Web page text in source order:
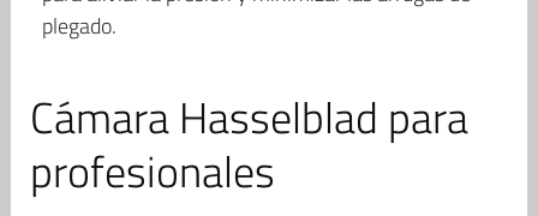
plegado.
Cámara Hasselblad para
profesionales